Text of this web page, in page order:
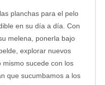
planchas para el pelo
en su día a día. Con
melena, ponerla bajo
explorar nuevos
sucede con los
que sucumbamos a los